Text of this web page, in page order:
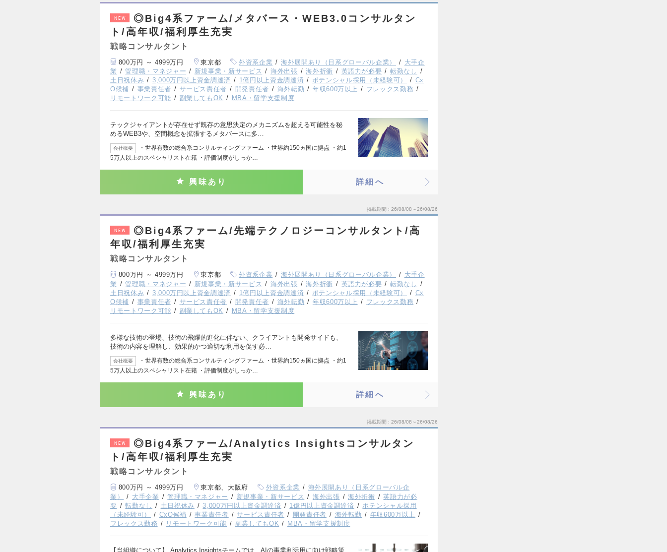
NEW
◎Big4系ファーム/メタバース・WEB3.0コンサルタン
ト/高年収/福利厚生充実
戦略コンサルタント
800万円 ～ 4999万円 東京都 外資系企業 海外展開あり（日系グローバル企業）
大手企
業
管理職・マネジャー 新規事業・新サービス 海外出張 海外折衝 英語力が必要
転勤なし
土日祝休み
3,000万円以上資金調達済 1億円以上資金調達済 ポテンシャル採用（未経験可）
Cx
O候補
事業責任者 サービス責任者 開発責任者 海外転勤 年収600万以上
フレックス勤務
リモートワーク可能
副業してもOK MBA・留学支援制度
テックジャイアントが存在せず既存の意思決定のメカニズムを超える可能性を秘
めるWEB3や、空間概念を拡張するメタバースに多…
会社概要
・世界有数の総合系コンサルティングファーム ・世界約150ヵ国に拠点 ・約1
5万人以上のスペシャリスト在籍 ・評価制度がしっか…
興味あり 詳細へ
掲載期間 26/08/08～26/08/26
NEW
◎Big4系ファーム/先端テクノロジーコンサルタント/高
年収/福利厚生充実
戦略コンサルタント
800万円 ～ 4999万円 東京都 外資系企業 海外展開あり（日系グローバル企業）
大手企
業
管理職・マネジャー 新規事業・新サービス 海外出張 海外折衝 英語力が必要
転勤なし
土日祝休み
3,000万円以上資金調達済 1億円以上資金調達済 ポテンシャル採用（未経験可）
Cx
O候補
事業責任者 サービス責任者 開発責任者 海外転勤 年収600万以上
フレックス勤務
リモートワーク可能
副業してもOK MBA・留学支援制度
多様な技術の登場、技術の飛躍的進化に伴ない、クライアントも開発サイドも、
技術の内容を理解し、効果的かつ適切な利用を促す必…
会社概要
・世界有数の総合系コンサルティングファーム ・世界約150ヵ国に拠点 ・約1
5万人以上のスペシャリスト在籍 ・評価制度がしっか…
興味あり 詳細へ
掲載期間 26/08/08～26/08/26
NEW
◎Big4系ファーム/Analytics Insightsコンサルタン
ト/高年収/福利厚生充実
戦略コンサルタント
800万円 ～ 4999万円 東京都、大阪府 外資系企業
海外展開あり（日系グローバル企
業）
大手企業 管理職・マネジャー 新規事業・新サービス 海外出張 海外折衝
英語力が必
要
転勤なし 土日祝休み 3,000万円以上資金調達済 1億円以上資金調達済
ポテンシャル採用
（未経験可）
CxO候補 事業責任者 サービス責任者 開発責任者 海外転勤
年収600万以上
フレックス勤務
リモートワーク可能 副業してもOK MBA・留学支援制度
【当組織について】 Analytics Insightsチームでは、AIの事業利活用に向け戦略策